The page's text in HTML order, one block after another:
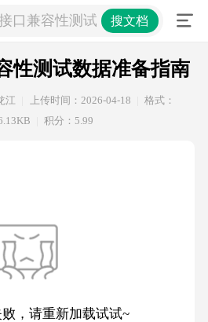
口兼容性测试数据准备指南
搜文档
性测试数据准备指南
江 上传时间：2026-04-18
格式：
积分：5.99
，请重新加载试试~